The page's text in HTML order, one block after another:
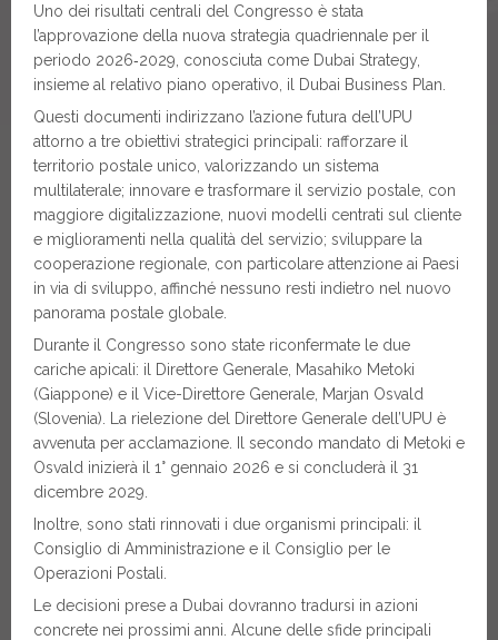
Uno dei risultati centrali del Congresso è stata
l’approvazione della nuova strategia quadriennale per il
periodo 2026‑2029, conosciuta come Dubai Strategy,
insieme al relativo piano operativo, il Dubai Business Plan.
Questi documenti indirizzano l’azione futura dell’UPU
attorno a tre obiettivi strategici principali: rafforzare il
territorio postale unico, valorizzando un sistema
multilaterale; innovare e trasformare il servizio postale, con
maggiore digitalizzazione, nuovi modelli centrati sul cliente
e miglioramenti nella qualità del servizio; sviluppare la
cooperazione regionale, con particolare attenzione ai Paesi
in via di sviluppo, affinché nessuno resti indietro nel nuovo
panorama postale globale.
Durante il Congresso sono state riconfermate le due
cariche apicali: il Direttore Generale, Masahiko Metoki
(Giappone) e il Vice-Direttore Generale, Marjan Osvald
(Slovenia). La rielezione del Direttore Generale dell’UPU è
avvenuta per acclamazione. Il secondo mandato di Metoki e
Osvald inizierà il 1° gennaio 2026 e si concluderà il 31
dicembre 2029.
Inoltre, sono stati rinnovati i due organismi principali: il
Consiglio di Amministrazione e il Consiglio per le
Operazioni Postali.
Le decisioni prese a Dubai dovranno tradursi in azioni
concrete nei prossimi anni. Alcune delle sfide principali